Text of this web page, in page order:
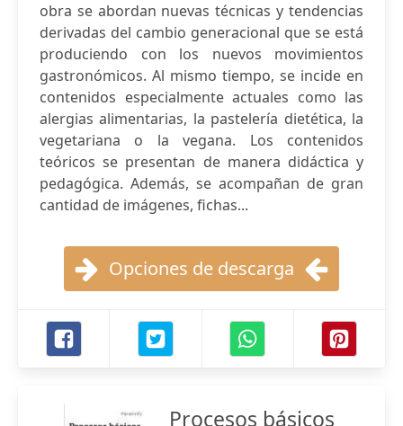
obra se abordan nuevas técnicas y tendencias
derivadas del cambio generacional que se está
produciendo con los nuevos movimientos
gastronómicos. Al mismo tiempo, se incide en
contenidos especialmente actuales como las
alergias alimentarias, la pastelería dietética, la
vegetariana o la vegana. Los contenidos
teóricos se presentan de manera didáctica y
pedagógica. Además, se acompañan de gran
cantidad de imágenes, fichas...
Opciones de descarga
Procesos básicos